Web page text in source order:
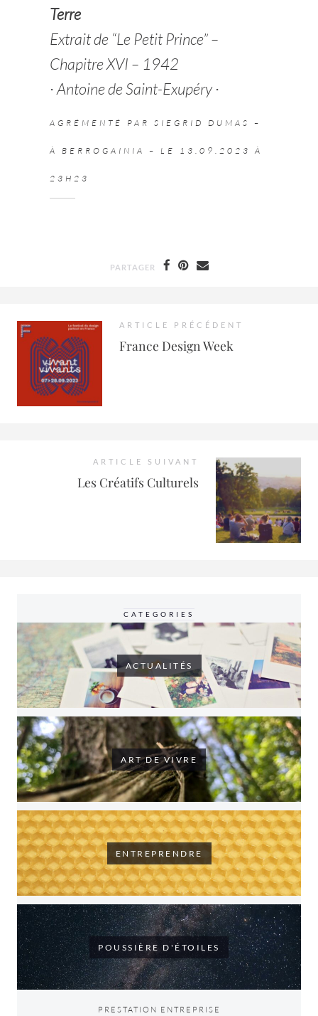
Terre
Extrait de “Le Petit Prince” –
Chapitre XVI – 1942
∙ Antoine de Saint-Exupéry ∙
AGRÉMENTÉ PAR SIEGRID DUMAS –
À BERROGAINIA – LE 13.09.2023 À
23H23
PARTAGER
ARTICLE PRÉCÉDENT
France Design Week
ARTICLE SUIVANT
Les Créatifs Culturels
CATEGORIES
ACTUALITÉS
ART DE VIVRE
ENTREPRENDRE
POUSSIÈRE D'ÉTOILES
PRESTATION ENTREPRISE